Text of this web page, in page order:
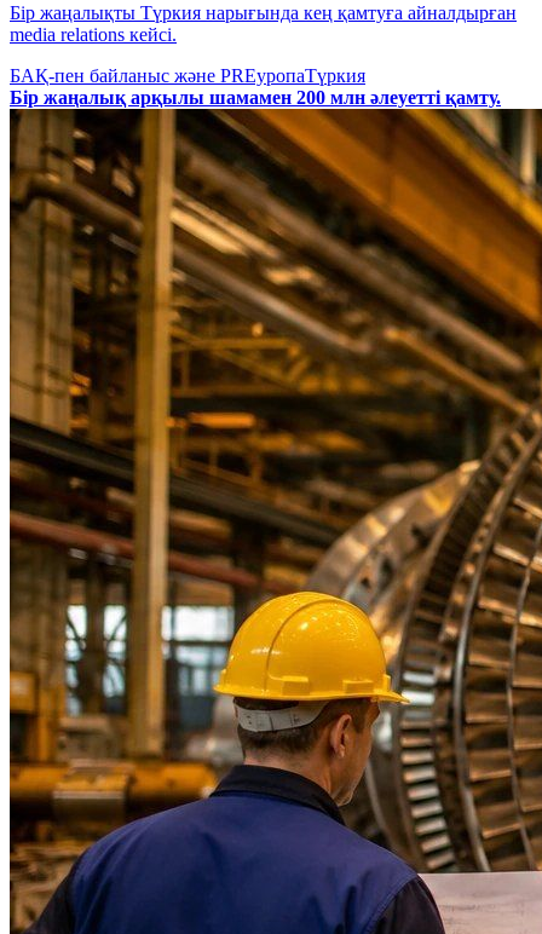
Бір жаңалықты Түркия нарығында кең қамтуға айналдырған
media relations кейсі.
БАҚ-пен байланыс және PRЕуропаТүркия
Бір жаңалық арқылы шамамен 200 млн әлеуетті қамту.